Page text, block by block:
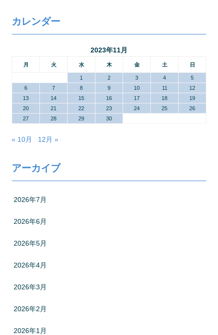
カレンダー
2023年11月
月 火 水 木 金 土 日
1 2 3 4
5
6
7 8 9 10 11
12
13
14 15 16 17 18
19
20
21 22 23 24 25
26
27
28 29 30
« 10月 12月 »
アーカイブ
2026年7月
2026年6月
2026年5月
2026年4月
2026年3月
2026年2月
2026年1月